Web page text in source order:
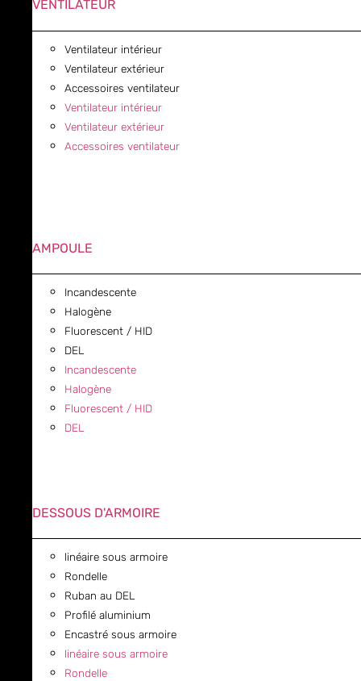
VENTILATEUR
Ventilateur intérieur
Ventilateur extérieur
Accessoires ventilateur
Ventilateur intérieur
Ventilateur extérieur
Accessoires ventilateur
AMPOULE
Incandescente
Halogène
Fluorescent / HID
DEL
Incandescente
Halogène
Fluorescent / HID
DEL
DESSOUS D'ARMOIRE
linéaire sous armoire
Rondelle
Ruban au DEL
Profilé aluminium
Encastré sous armoire
linéaire sous armoire
Rondelle